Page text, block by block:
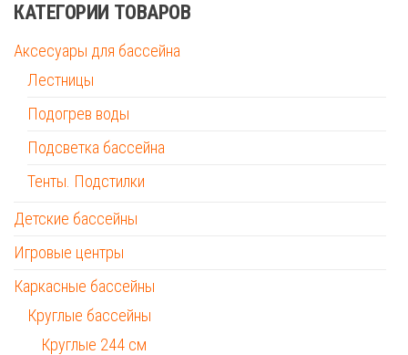
КАТЕГОРИИ ТОВАРОВ
Аксесуары для бассейна
Лестницы
Подогрев воды
Подсветка бассейна
Тенты. Подстилки
Детские бассейны
Игровые центры
Каркасные бассейны
Круглые бассейны
Круглые 244 см